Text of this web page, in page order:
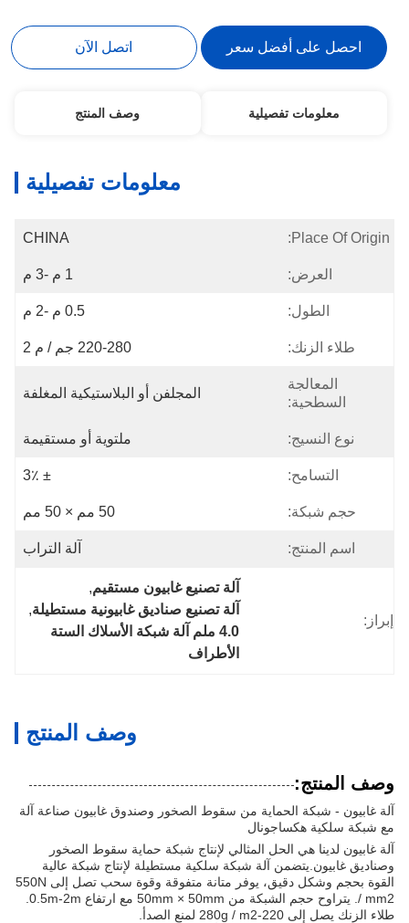
احصل على أفضل سعر اتصل الآن
معلومات تفصيلية وصف المنتج
معلومات تفصيلية
Place Of Origin:
CHINA
العرض: 1 م -3 م
الطول: 0.5 م -2 م
طلاء الزنك: 220-280 جم / م 2
المعالجة
السطحية:
المجلفن أو البلاستيكية المغلفة
نوع النسيج: ملتوية أو مستقيمة
التسامح: ± 3٪
حجم شبكة: 50 مم × 50 مم
اسم المنتج: آلة التراب
إبراز:
آلة تصنيع غابيون مستقيم,
آلة تصنيع صناديق غابيونية مستطيلة,
4.0 ملم آلة شبكة الأسلاك الستة
الأطراف
وصف المنتج
وصف المنتج:
آلة غابيون - شبكة الحماية من سقوط الصخور وصندوق غابيون صناعة آلة
مع شبكة سلكية هكساجونال
آلة غابيون لدينا هي الحل المثالي لإنتاج شبكة حماية سقوط الصخور
وصناديق غابيون.يتضمن آلة شبكة سلكية مستطيلة لإنتاج شبكة عالية
القوة بحجم وشكل دقيق، يوفر متانة متفوقة وقوة سحب تصل إلى 550N
/ mm2. يتراوح حجم الشبكة من 50mm × 50mm مع ارتفاع 0.5m-2m.
طلاء الزنك يصل إلى 220-280g / m2 لمنع الصدأ.